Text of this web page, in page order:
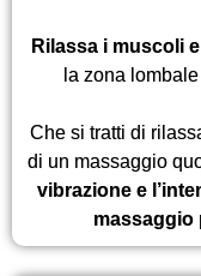
Rilassa i muscoli
la zona
Che si tratti di
di un massaggio
vibrazione e
massaggio